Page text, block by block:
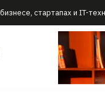
стартапах и IT-